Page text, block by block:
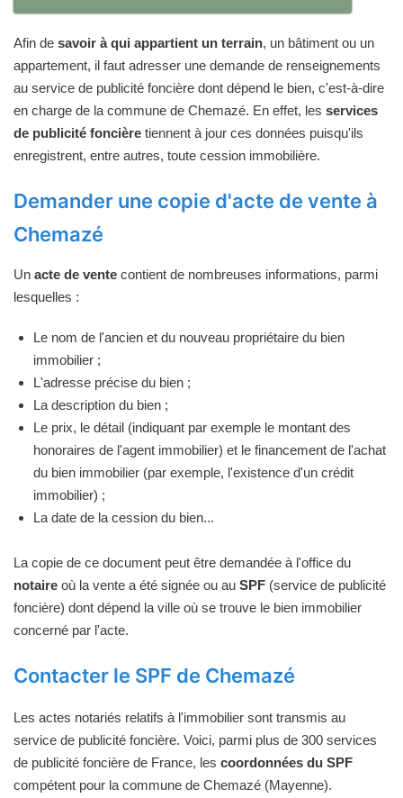
Afin de savoir à qui appartient un terrain, un bâtiment ou un
appartement, il faut adresser une demande de renseignements
au service de publicité foncière dont dépend le bien, c'est-à-dire
en charge de la commune de Chemazé. En effet, les services
de publicité foncière tiennent à jour ces données puisqu'ils
enregistrent, entre autres, toute cession immobilière.
Demander une copie d'acte de vente à
Chemazé
Un acte de vente contient de nombreuses informations, parmi
lesquelles :
Le nom de l'ancien et du nouveau propriétaire du bien
immobilier ;
L'adresse précise du bien ;
La description du bien ;
Le prix, le détail (indiquant par exemple le montant des
honoraires de l'agent immobilier) et le financement de l'achat
du bien immobilier (par exemple, l'existence d'un crédit
immobilier) ;
La date de la cession du bien...
La copie de ce document peut être demandée à l'office du
notaire où la vente a été signée ou au SPF (service de publicité
foncière) dont dépend la ville où se trouve le bien immobilier
concerné par l'acte.
Contacter le SPF de Chemazé
Les actes notariés relatifs à l'immobilier sont transmis au
service de publicité foncière. Voici, parmi plus de 300 services
de publicité foncière de France, les coordonnées du SPF
compétent pour la commune de Chemazé (Mayenne).